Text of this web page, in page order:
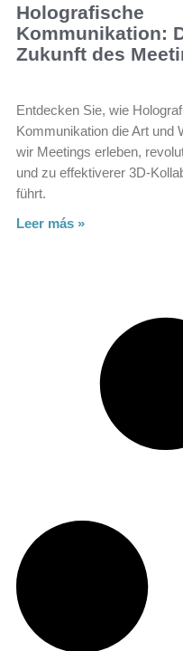
Holografische
Kommunikation:
Zukunft des
Entdecken Sie, wie
Kommunikation die Art und
wir Meetings erleben,
und zu effektiverer 3D-
führt.
Leer más »